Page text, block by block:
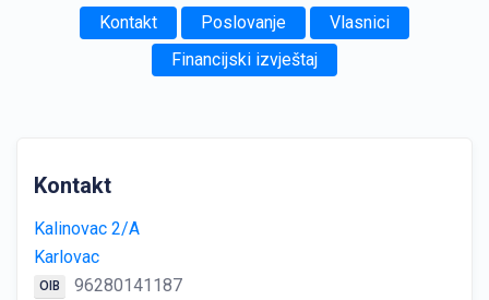
Kontakt Poslovanje
Vlasnici
Financijski izvještaj
Kontakt
Kalinovac 2/A
Karlovac
OIB 96280141187